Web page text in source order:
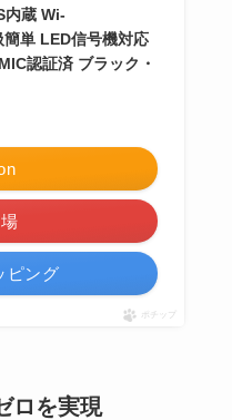
内蔵 Wi-
単 LED信号機対応
認証済 ブラック・
ピング
ポチップ
ロを実現